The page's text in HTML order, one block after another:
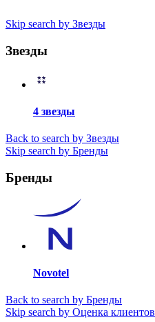
Skip search by Звезды
Звезды
4 звезды
Back to search by Звезды
Skip search by Бренды
Бренды
Novotel
Back to search by Бренды
Skip search by Оценка клиентов